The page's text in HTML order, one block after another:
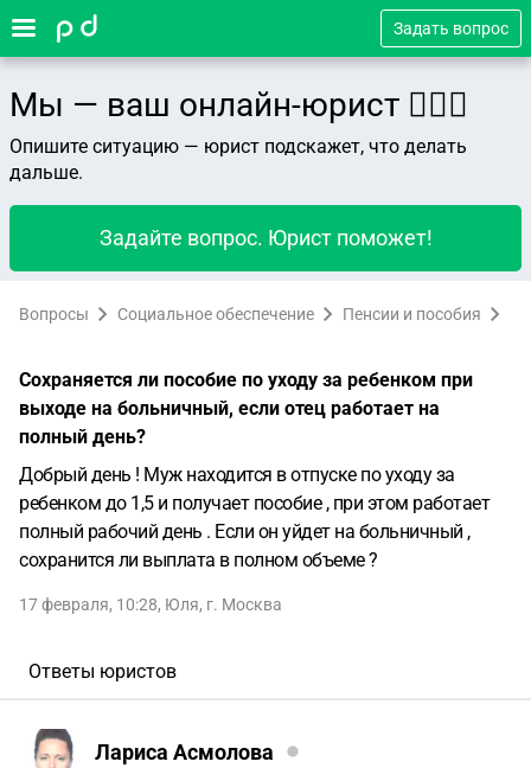
Задать вопрос
Мы — ваш онлайн-юрист 👨🏻‍⚖️
Опишите ситуацию — юрист подскажет, что делать
дальше.
Задайте вопрос. Юрист поможет!
Вопросы Социальное обеспечение Пенсии и пособия
Сохраняется ли пособие по уходу за ребенком при
выходе на больничный, если отец работает на
полный день?
Добрый день ! Муж находится в отпуске по уходу за
ребенком до 1,5 и получает пособие , при этом работает
полный рабочий день . Если он уйдет на больничный ,
сохранится ли выплата в полном объеме ?
17 февраля, 10:28, Юля, г. Москва
Ответы юристов
Лариса Асмолова